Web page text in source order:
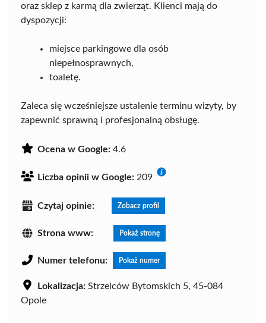
oraz sklep z karmą dla zwierząt. Klienci mają do
dyspozycji:
miejsce parkingowe dla osób
niepełnosprawnych,
toaletę.
Zaleca się wcześniejsze ustalenie terminu wizyty, by
zapewnić sprawną i profesjonalną obsługę.
Ocena w Google: 4.6
Liczba opinii w Google: 209
Czytaj opinie: Zobacz profil
Strona www: Pokaż stronę
Numer telefonu: Pokaż numer
Lokalizacja: Strzelców Bytomskich 5, 45-084
Opole